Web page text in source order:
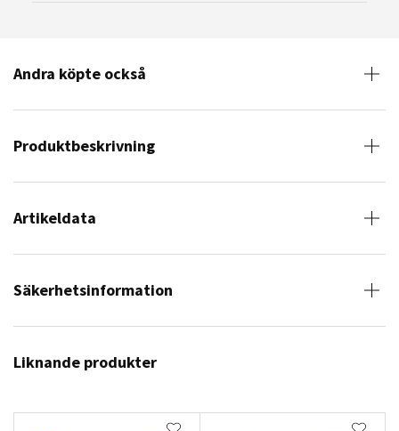
Andra köpte också
Produktbeskrivning
Artikeldata
Säkerhetsinformation
Liknande produkter